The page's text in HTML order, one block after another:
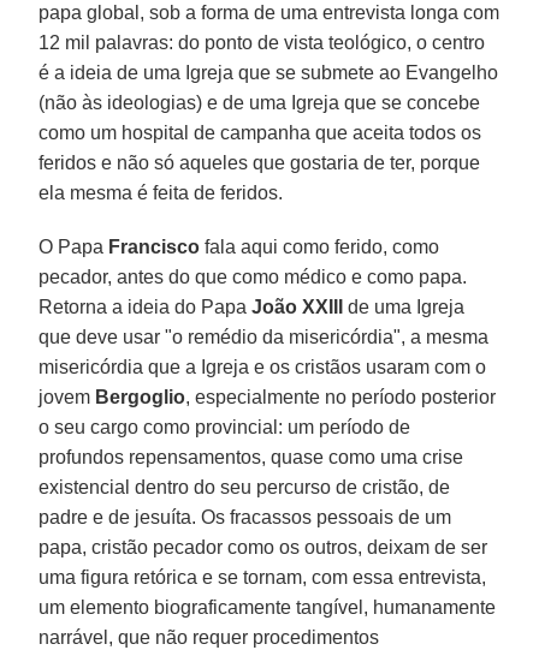
papa global, sob a forma de uma entrevista longa com
12 mil palavras: do ponto de vista teológico, o centro
é a ideia de uma Igreja que se submete ao Evangelho
(não às ideologias) e de uma Igreja que se concebe
como um hospital de campanha que aceita todos os
feridos e não só aqueles que gostaria de ter, porque
ela mesma é feita de feridos.
O Papa Francisco fala aqui como ferido, como
pecador, antes do que como médico e como papa.
Retorna a ideia do Papa João XXIII
de uma Igreja
que deve usar "o remédio da misericórdia", a mesma
misericórdia que a Igreja e os cristãos usaram com o
jovem Bergoglio, especialmente no período posterior
o seu cargo como provincial: um período de
profundos repensamentos, quase como uma crise
existencial dentro do seu percurso de cristão, de
padre e de jesuíta. Os fracassos pessoais de um
papa, cristão pecador como os outros, deixam de ser
uma figura retórica e se tornam, com essa entrevista,
um elemento biograficamente tangível, humanamente
narrável, que não requer procedimentos